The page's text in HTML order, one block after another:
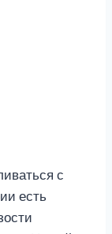
с
есть